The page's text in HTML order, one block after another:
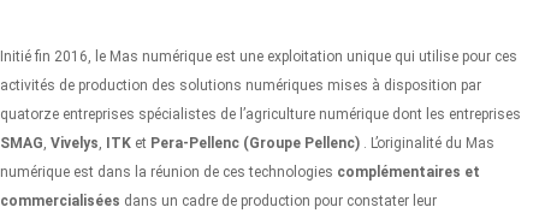
Initié fin 2016, le Mas numérique est une exploitation unique qui utilise pour ces
activités de production des solutions numériques mises à disposition par
quatorze entreprises spécialistes de l’agriculture numérique dont les entreprises
SMAG, Vivelys, ITK et Pera-Pellenc (Groupe Pellenc) . L’originalité du Mas
numérique est dans la réunion de ces technologies complémentaires et
commercialisées dans un cadre de production pour constater leur